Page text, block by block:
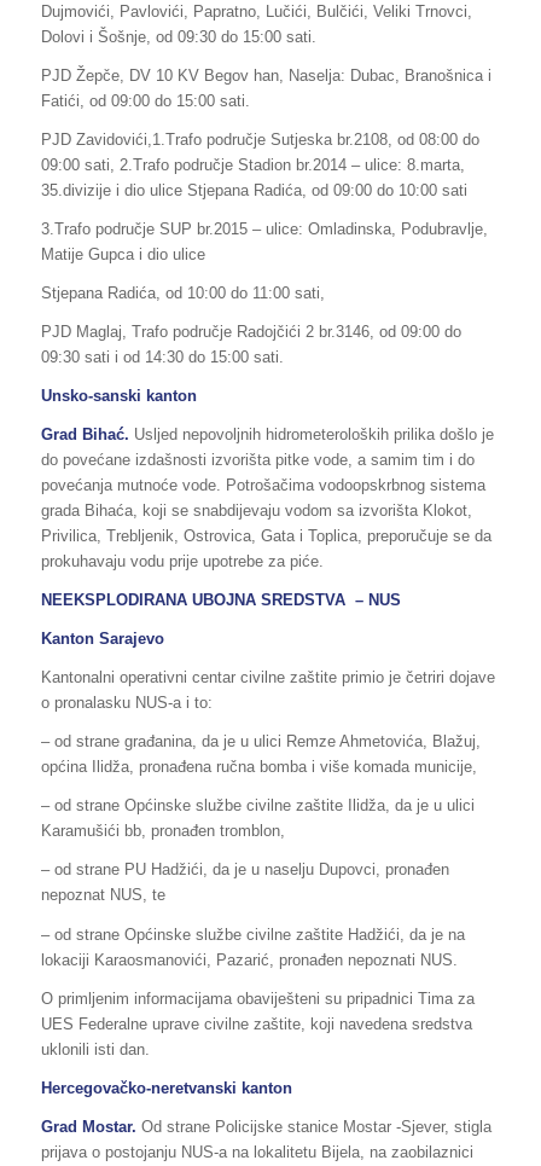
Dujmovići, Pavlovići, Papratno, Lučići, Bulčići, Veliki Trnovci,
Dolovi i Šošnje, od 09:30 do 15:00 sati.
PJD Žepče, DV 10 KV Begov han, Naselja: Dubac, Branošnica i
Fatići, od 09:00 do 15:00 sati.
PJD Zavidovići,1.Trafo područje Sutjeska br.2108, od 08:00 do
09:00 sati, 2.Trafo područje Stadion br.2014 – ulice: 8.marta,
35.divizije i dio ulice Stjepana Radića, od 09:00 do 10:00 sati
3.Trafo područje SUP br.2015 – ulice: Omladinska, Podubravlje,
Matije Gupca i dio ulice
Stjepana Radića, od 10:00 do 11:00 sati,
PJD Maglaj, Trafo područje Radojčići 2 br.3146, od 09:00 do
09:30 sati i od 14:30 do 15:00 sati.
Unsko-sanski kanton
Grad Bihać. Usljed nepovoljnih hidrometeroloških prilika došlo je
do povećane izdašnosti izvorišta pitke vode, a samim tim i do
povećanja mutnoće vode. Potrošačima vodoopskrbnog sistema
grada Bihaća, koji se snabdijevaju vodom sa izvorišta Klokot,
Privilica, Trebljenik, Ostrovica, Gata i Toplica, preporučuje se da
prokuhavaju vodu prije upotrebe za piće.
NEEKSPLODIRANA UBOJNA SREDSTVA – NUS
Kanton Sarajevo
Kantonalni operativni centar civilne zaštite primio je četriri dojave
o pronalasku NUS-a i to:
– od strane građanina, da je u ulici Remze Ahmetovića, Blažuj,
općina Ilidža, pronađena ručna bomba i više komada municije,
– od strane Općinske službe civilne zaštite Ilidža, da je u ulici
Karamušići bb, pronađen tromblon,
– od strane PU Hadžići, da je u naselju Dupovci, pronađen
nepoznat NUS, te
– od strane Općinske službe civilne zaštite Hadžići, da je na
lokaciji Karaosmanovići, Pazarić, pronađen nepoznati NUS.
O primljenim informacijama obaviješteni su pripadnici Tima za
UES Federalne uprave civilne zaštite, koji navedena sredstva
uklonili isti dan.
Hercegovačko-neretvanski kanton
Grad Mostar. Od strane Policijske stanice Mostar -Sjever, stigla
prijava o postojanju NUS-a na lokalitetu Bijela, na zaobilaznici